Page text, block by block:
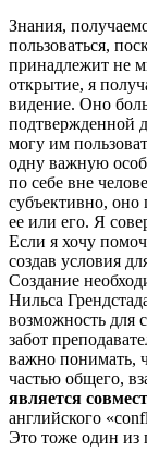
Знания,
пользоваться,
принадлежит не
открытие, я
видение. Оно
подтвержденной
могу им
одну важную
по себе вне
субъективно, оно
ее или его. Я
Если я хочу
создав условия
Создание
Нильса
возможность для
забот
важно понимать,
частью общего,
является
английского
Это тоже один из